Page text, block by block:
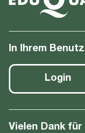
In Ihrem
Login
Vielen Dank